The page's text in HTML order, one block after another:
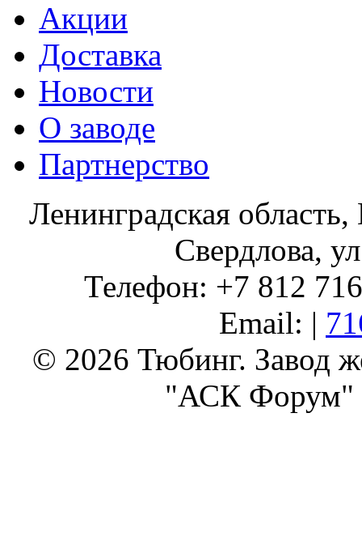
Акции
Доставка
Новости
О заводе
Партнерство
Ленинградская
Свердлова,
Телефон: +7 812
Email: |
© 2026 Тюбинг. Завод
"АСК Форум"